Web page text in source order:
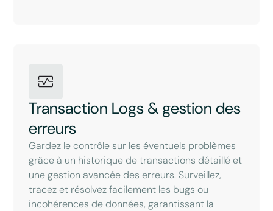
Transaction Logs & gestion des
erreurs
Gardez le contrôle sur les éventuels problèmes
grâce à un historique de transactions détaillé et
une gestion avancée des erreurs. Surveillez,
tracez et résolvez facilement les bugs ou
incohérences de données, garantissant la